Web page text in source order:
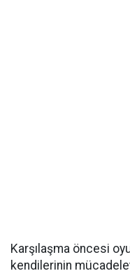
Karşılaşma öncesi
kendilerinin